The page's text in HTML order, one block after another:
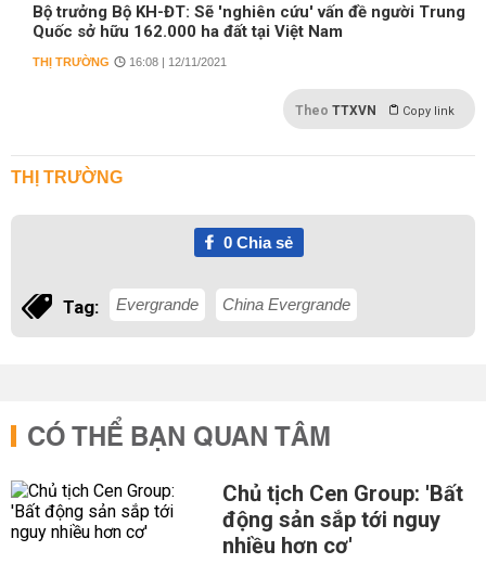
Bộ trưởng Bộ KH-ĐT: Sẽ 'nghiên cứu' vấn đề người Trung
Quốc sở hữu 162.000 ha đất tại Việt Nam
THỊ TRƯỜNG 16:08 | 12/11/2021
Theo TTXVN Copy link
THỊ TRƯỜNG
0Chia sẻ
Tag: Evergrande China Evergrande
CÓ THỂ BẠN QUAN TÂM
Chủ tịch Cen Group: 'Bất
động sản sắp tới nguy
nhiều hơn cơ'